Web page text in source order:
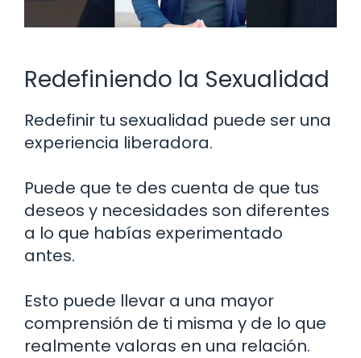
Redefiniendo la Sexualidad
Redefinir tu sexualidad puede ser una
experiencia liberadora.
Puede que te des cuenta de que tus
deseos y necesidades son diferentes
a lo que habías experimentado
antes.
Esto puede llevar a una mayor
comprensión de ti misma y de lo que
realmente valoras en una relación.